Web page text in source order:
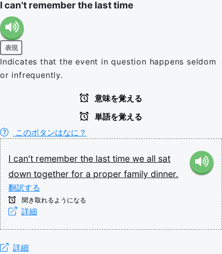
I can't remember the last time
表現
Indicates that the event in question happens seldom
or infrequently.
意味を覚える
単語を覚える
このボタンはなに？
I can't remember the last time we all sat
down together for a proper family dinner.
翻訳する
聞き取れるようになる
詳細
詳細